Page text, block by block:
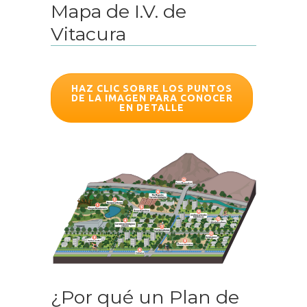
Mapa de I.V. de
Vitacura
HAZ CLIC SOBRE LOS PUNTOS
DE LA IMAGEN PARA CONOCER
EN DETALLE
¿Por qué un Plan de